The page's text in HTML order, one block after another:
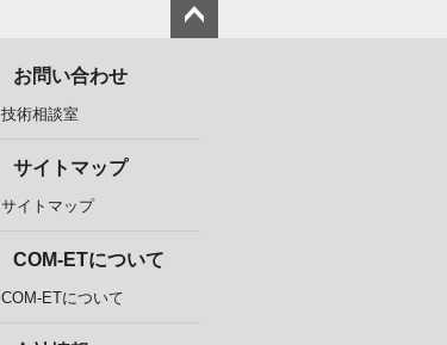
お問い合わせ
技術相談室
サイトマップ
サイトマップ
COM-ETについて
COM-ETについて